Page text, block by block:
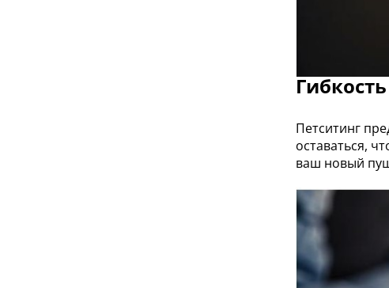
Петситинг
оставаться,
ваш новый